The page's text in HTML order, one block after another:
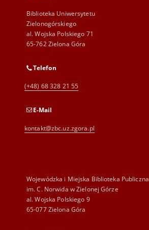
Biblioteka Uniwersytetu
Zielonogórskiego
al. Wojska Polskiego 71
65-762 Zielona Góra
Telefon
(+48) 68 328 21 55
E-Mail
kontakt@zbc.uz.zgora.pl
Wojewódzka i Miejska Biblioteka Publiczna
im. C. Norwida w Zielonej Górze
al. Wojska Polskiego 9
65-077 Zielona Góra